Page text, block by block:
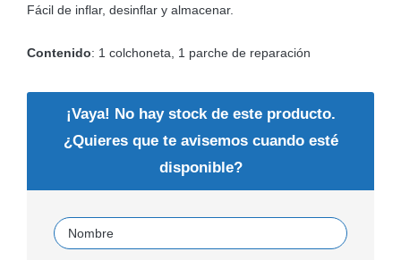
Fácil de inflar, desinflar y almacenar.
Contenido: 1 colchoneta, 1 parche de reparación
¡Vaya! No hay stock de este producto.
¿Quieres que te avisemos cuando esté
disponible?